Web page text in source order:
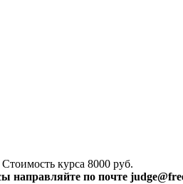
курса 8000 руб.
направляйте по почте